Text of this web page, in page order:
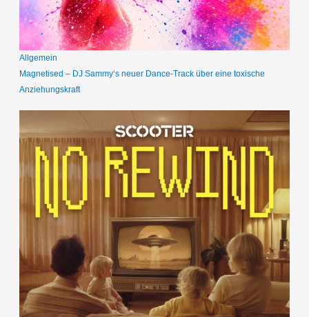
Allgemein
Magnetised – DJ Sammy‘s neuer Dance-Track über eine toxische
Anziehungskraft